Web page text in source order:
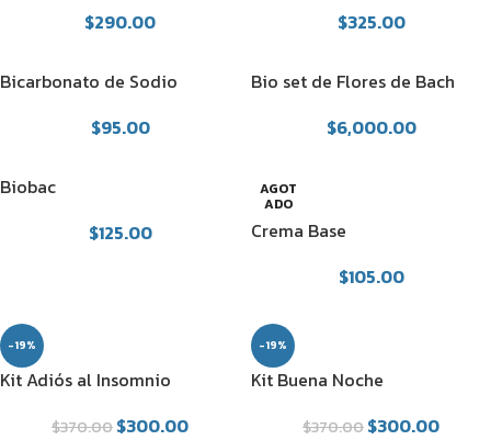
$290.00
$325.00
Bicarbonato de Sodio
$95.00
Bio set de Flores de Bach
$6,000.00
Biobac
$125.00
AGOT
ADO
Crema Base
$105.00
-19%
Kit Adiós al Insomnio
$370.00$300.00
-19%
Kit Buena Noche
$370.00$300.00